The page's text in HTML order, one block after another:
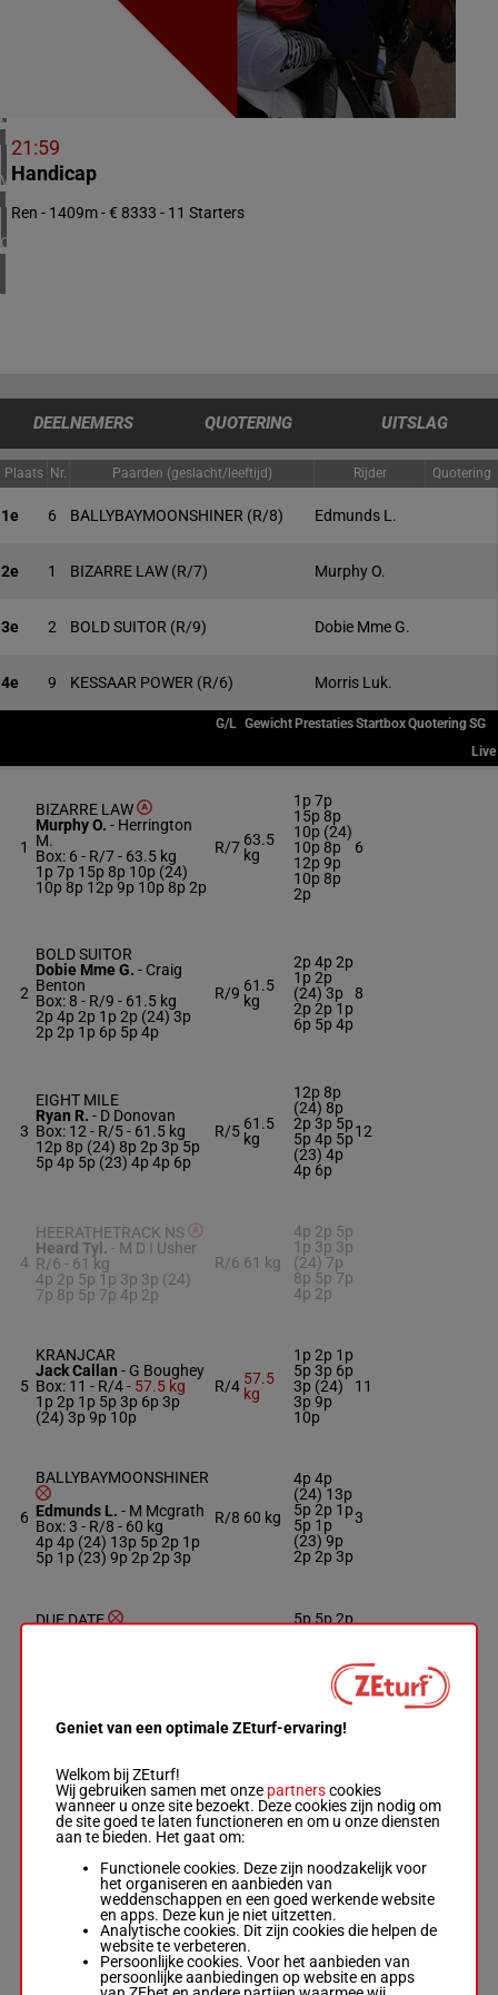
CHILI
1 meeting(s)
VERENIGDE STATEN
4 meeting(s)
CANADA
1 meeting(s)
21:59
Handicap
Ren - 1409m - € 8333 - 11 Starters
DEELNEMERS QUOTERING UITSLAG
Plaats Nr. Paarden (geslacht/leeftijd) Rijder Quotering
1e 6 BALLYBAYMOONSHINER (R/8) Edmunds L.
2e 1 BIZARRE LAW (R/7) Murphy O.
3e 2 BOLD SUITOR (R/9) Dobie Mme G.
4e 9 KESSAAR POWER (R/6) Morris Luk.
G/L Gewicht PrestatiesStartboxQuoteringSG
Live
1
BIZARRE LAW
Murphy O. - Herrington
M.
Box: 6 - R/7 - 63.5 kg
1p 7p 15p 8p 10p (24)
10p 8p 12p 9p 10p 8p 2p
R/7 63.5
kg
1p 7p
15p 8p
10p (24)
10p 8p
12p 9p
10p 8p
2p
6
2
BOLD SUITOR
Dobie Mme G. - Craig
Benton
Box: 8 - R/9 - 61.5 kg
2p 4p 2p 1p 2p (24) 3p
2p 2p 1p 6p 5p 4p
R/9 61.5
kg
2p 4p 2p
1p 2p
(24) 3p
2p 2p 1p
6p 5p 4p
8
3
EIGHT MILE
Ryan R. - D Donovan
Box: 12 - R/5 - 61.5 kg
12p 8p (24) 8p 2p 3p 5p
5p 4p 5p (23) 4p 4p 6p
R/5 61.5
kg
12p 8p
(24) 8p
2p 3p 5p
5p 4p 5p
(23) 4p
4p 6p
12
4
HEERATHETRACK NS
Heard Tyl. - M D I Usher
R/6 - 61 kg
4p 2p 5p 1p 3p 3p (24)
7p 8p 5p 7p 4p 2p
R/6 61 kg
4p 2p 5p
1p 3p 3p
(24) 7p
8p 5p 7p
4p 2p
5
KRANJCAR
Jack Callan - G Boughey
Box: 11 - R/4 - 57.5 kg
1p 2p 1p 5p 3p 6p 3p
(24) 3p 9p 10p
R/4 57.5
kg
1p 2p 1p
5p 3p 6p
3p (24)
3p 9p
10p
11
6
BALLYBAYMOONSHINER
Edmunds L. - M Mcgrath
Box: 3 - R/8 - 60 kg
4p 4p (24) 13p 5p 2p 1p
5p 1p (23) 9p 2p 2p 3p
R/8 60 kg
4p 4p
(24) 13p
5p 2p 1p
5p 1p
(23) 9p
2p 2p 3p
3
DUE DATE
5p 5p 2p
6p 8p 4p
1p 6p
Andrew Martin
R/8 -58.5 kg
5p 6p 5p 5p 3p 5p 5p
(24) 9p 4p 5p 5p 10p
kg
9p 4p 5p
5p 10p
KESSAAR POWER
Morris Luk.-P S
Box: 4 -R/6 -58.5 kg
6p 7p 9p 3p (24) 10p 6p
2p 2p 10p 1p 4p 10p
R/6 58.5
kg
6p 7p 9p
3p (24)
10p 6p
2p 2p
4p 10p
Geniet van een optimale ZEturf-ervaring!
Welkom bij ZEturf!
Wij gebruiken samen met onze partnerscookies
wanneer u onze site bezoekt. Deze cookies zijn nodig om
de site goed te laten functioneren en om u onze diensten
aan te bieden. Het gaat om:
Functionele cookies. Deze zijn noodzakelijk voor
het organiseren en aanbieden van
weddenschappen en een goed werkende website
en apps. Deze kun je niet uitzetten.
Analytische cookies. Dit zijn cookies die helpen de
website te verbeteren.
Persoonlijke cookies. Voor het aanbieden van
persoonlijke aanbiedingen op website en apps